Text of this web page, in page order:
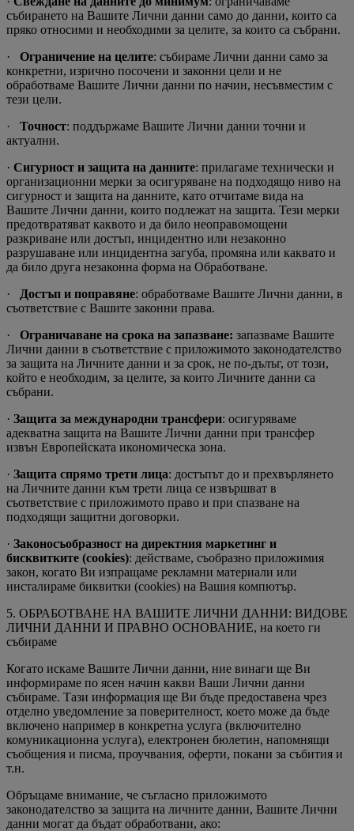
събирането на Вашите Лични данни само до данни, които са
пряко относими и необходими за целите, за които са събрани.
· Ограничение на целите: събираме Лични данни само за
конкретни, изрично посочени и законни цели и не
обработваме Вашите Лични данни по начин, несъвместим с
тези цели.
· Точност: поддържаме Вашите Лични данни точни и
актуални.
· Сигурност и защита на данните: прилагаме технически и
организационни мерки за осигуряване на подходящо ниво на
сигурност и защита на данните, като отчитаме вида на
Вашите Лични данни, които подлежат на защита. Тези мерки
предотвратяват каквото и да било неоправомощени
разкриване или достъп, инцидентно или незаконно
разрушаване или инцидентна загуба, промяна или каквато и
да било друга незаконна форма на Обработване.
·
Достъп и поправяне: обработваме Вашите Лични данни, в
съответствие с Вашите законни права.
· Ограничаване на срока на запазване: запазваме Вашите
Лични данни в съответствие с приложимото законодателство
за защита на Личните данни и за срок, не по-дълъг, от този,
който е необходим, за целите, за които Личните данни са
събрани.
· Защита за международни трансфери: осигуряваме
адекватна защита на Вашите Лични данни при трансфер
извън Европейската икономическа зона.
· Защита спрямо трети лица: достъпът до и прехвърлянето
на Личните данни към трети лица се извършват в
съответствие с приложимото правo и при спазване на
подходящи защитни договорки.
· Законосъобразност на директния маркетинг и
бисквитките (cookies): действаме, съобразно приложимия
закон, когато Ви изпращаме рекламни материали или
инсталираме биквитки (cookies) на Вашия компютър.
5. ОБРАБОТВАНЕ НА ВАШИТЕ ЛИЧНИ ДАННИ: ВИДОВЕ
ЛИЧНИ ДАННИ И ПРАВНО ОСНОВАНИЕ, на което ги
събираме
Когато искаме Вашите Лични данни, ние винаги ще Ви
информираме по ясен начин какви Ваши Лични данни
събираме. Тази информация ще Ви бъде предоставена чрез
отделно уведомление за поверителност, което може да бъде
включено например в конкретна услуга (включително
комуникационна услуга), електронен бюлетин, напомнящи
съобщения и писма, проучвания, оферти, покани за събития и
т.н.
Обръщаме внимание, че съгласно приложимото
законодателство за защита на личните данни, Вашите Лични
данни могат да бъдат обработвани, ако: